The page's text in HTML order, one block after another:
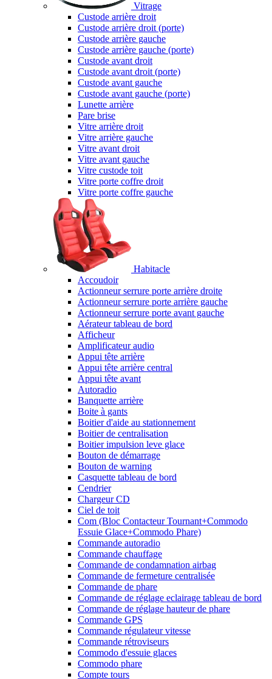
Vitrage
Custode arrière droit
Custode arrière droit (porte)
Custode arrière gauche
Custode arrière gauche (porte)
Custode avant droit
Custode avant droit (porte)
Custode avant gauche
Custode avant gauche (porte)
Lunette arrière
Pare brise
Vitre arrière droit
Vitre arrière gauche
Vitre avant droit
Vitre avant gauche
Vitre custode toit
Vitre porte coffre droit
Vitre porte coffre gauche
Habitacle
Accoudoir
Actionneur serrure porte arrière droite
Actionneur serrure porte arrière gauche
Actionneur serrure porte avant gauche
Aérateur tableau de bord
Afficheur
Amplificateur audio
Appui tête arrière
Appui tête arrière central
Appui tête avant
Autoradio
Banquette arrière
Boite à gants
Boitier d'aide au stationnement
Boitier de centralisation
Boitier impulsion leve glace
Bouton de démarrage
Bouton de warning
Casquette tableau de bord
Cendrier
Chargeur CD
Ciel de toit
Com (Bloc Contacteur Tournant+Commodo
Essuie Glace+Commodo Phare)
Commande autoradio
Commande chauffage
Commande de condamnation airbag
Commande de fermeture centralisée
Commande de phare
Commande de réglage eclairage tableau de bord
Commande de réglage hauteur de phare
Commande GPS
Commande régulateur vitesse
Commande rétroviseurs
Commodo d'essuie glaces
Commodo phare
Compte tours